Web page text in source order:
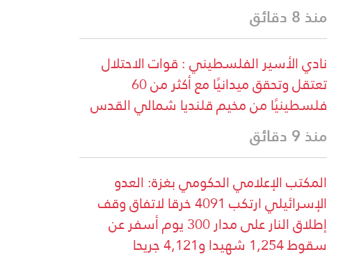
منذ 8 دقائق
نادي الأسير الفلسطيني : قوات الاحتلال
تعتقل وتحقق ميدانيًا مع أكثر من 60
فلسطينيًا من مخيم قلنديا شمالي القدس
منذ 9 دقائق
المكتب الإعلامي الحكومي بغزة: العدو
الإسرائيلي ارتكب 4091 خرقا لاتفاق وقف
إطلاق النار على مدار 300 يوم أسفر عن
سقوط 1,254 شهيدا و4,121 جريحا